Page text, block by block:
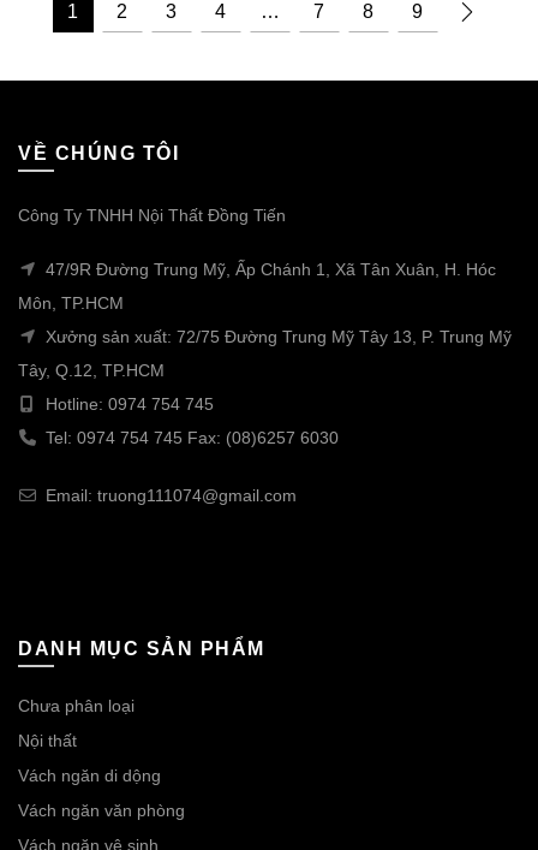
1 2 3 4 … 7 8 9
VỀ CHÚNG TÔI
Công Ty TNHH Nội Thất Đồng Tiến
47/9R Đường Trung Mỹ, Ấp Chánh 1, Xã Tân Xuân, H. Hóc
Môn, TP.HCM
Xưởng sản xuất: 72/75 Đường Trung Mỹ Tây 13, P. Trung Mỹ
Tây, Q.12, TP.HCM
Hotline: 0974 754 745
Tel: 0974 754 745 Fax: (08)6257 6030
Email: truong111074@gmail.com
DANH MỤC SẢN PHẨM
Chưa phân loại
Nội thất
Vách ngăn di dộng
Vách ngăn văn phòng
Vách ngăn vệ sinh